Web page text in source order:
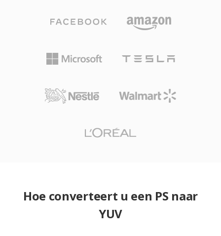
Hoe converteert u een PS naar
YUV